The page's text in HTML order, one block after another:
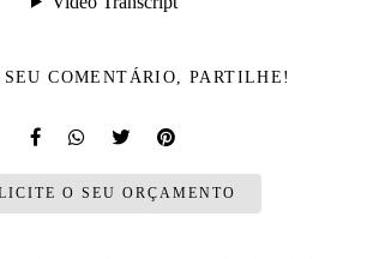
COMENTÁRIO, PARTILHE!
O SEU ORÇAMENTO